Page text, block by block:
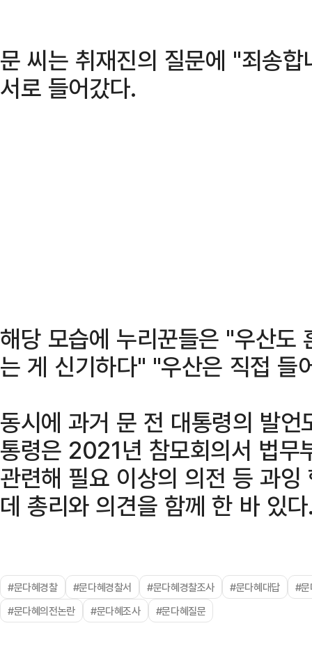
문 씨는 취재진의 질문에 "죄송
서로 들어갔다.
해당 모습에 누리꾼들은 "우산도
는 게 신기하다" "우산은 직접 들
동시에 과거 문 전 대통령의 발
통령은 2021년 참모회의서 법무
관련해 필요 이상의 의전 등 과
데 총리와 의견을 함께 한 바 있
#문다혜경찰 #문다혜경찰서 #문다혜경찰조사 #문다혜대답
#문
#문다혜의전논란
#문다혜조사 #문다혜질문